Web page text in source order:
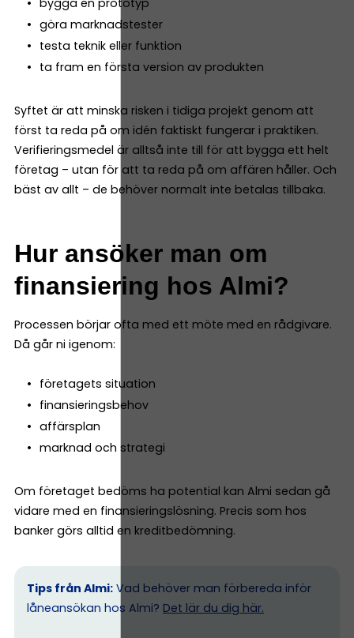
göra marknadstester
testa teknik eller funktion
ta fram en första version av produkten
Syftet är att minska risken i tidiga projekt genom att
först ta reda på om idén faktiskt fungerar i praktiken.
Verifieringsmedel är alltså inte till för att bygga ett helt
företag – utan för att ta reda på om affären håller. Och
bäst av allt – de behöver normalt inte betalas tillbaka.
Hur ansöker man om
finansiering hos Almi?
Processen börjar ofta med ett möte med en rådgivare.
Då går ni igenom:
företagets situation
finansieringsbehov
affärsplan
marknad och strategi
Om företaget bedöms ha potential kan Almi sedan gå
vidare med en finansieringslösning. Precis som hos
banker görs alltid en kreditbedömning.
Tips från Almi: Vad behöver man förbereda inför
låneansökan hos Almi? Det lär du dig här.